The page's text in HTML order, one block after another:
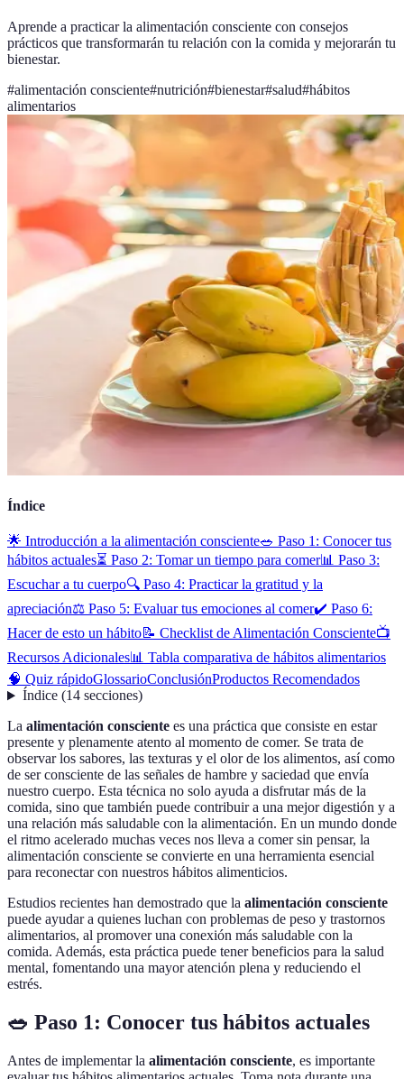
Aprende a practicar la alimentación consciente con consejos
prácticos que transformarán tu relación con la comida y mejorarán tu
bienestar.
#alimentación consciente#nutrición#bienestar#salud#hábitos
alimentarios
Índice
🌟 Introducción a la alimentación consciente🥗 Paso 1: Conocer tus
hábitos actuales⏳ Paso 2: Tomar un tiempo para comer📊 Paso 3:
Escuchar a tu cuerpo🔍 Paso 4: Practicar la gratitud y la
apreciación⚖️ Paso 5: Evaluar tus emociones al comer✔️ Paso 6:
Hacer de esto un hábito📝 Checklist de Alimentación Consciente📺
Recursos Adicionales📊 Tabla comparativa de hábitos alimentarios
🧠 Quiz rápidoGlossarioConclusiónProductos Recomendados
Índice(14 secciones)
La alimentación consciente es una práctica que consiste en estar
presente y plenamente atento al momento de comer. Se trata de
observar los sabores, las texturas y el olor de los alimentos, así como
de ser consciente de las señales de hambre y saciedad que envía
nuestro cuerpo. Esta técnica no solo ayuda a disfrutar más de la
comida, sino que también puede contribuir a una mejor digestión y a
una relación más saludable con la alimentación. En un mundo donde
el ritmo acelerado muchas veces nos lleva a comer sin pensar, la
alimentación consciente se convierte en una herramienta esencial
para reconectar con nuestros hábitos alimenticios.
Estudios recientes han demostrado que la alimentación consciente
puede ayudar a quienes luchan con problemas de peso y trastornos
alimentarios, al promover una conexión más saludable con la
comida. Además, esta práctica puede tener beneficios para la salud
mental, fomentando una mayor atención plena y reduciendo el
estrés.
🥗 Paso 1: Conocer tus hábitos actuales
Antes de implementar la alimentación consciente, es importante